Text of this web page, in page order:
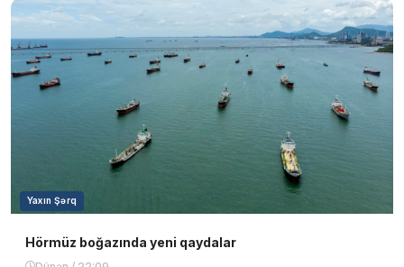
Yaxın Şərq
Hörmüz boğazında yeni qaydalar